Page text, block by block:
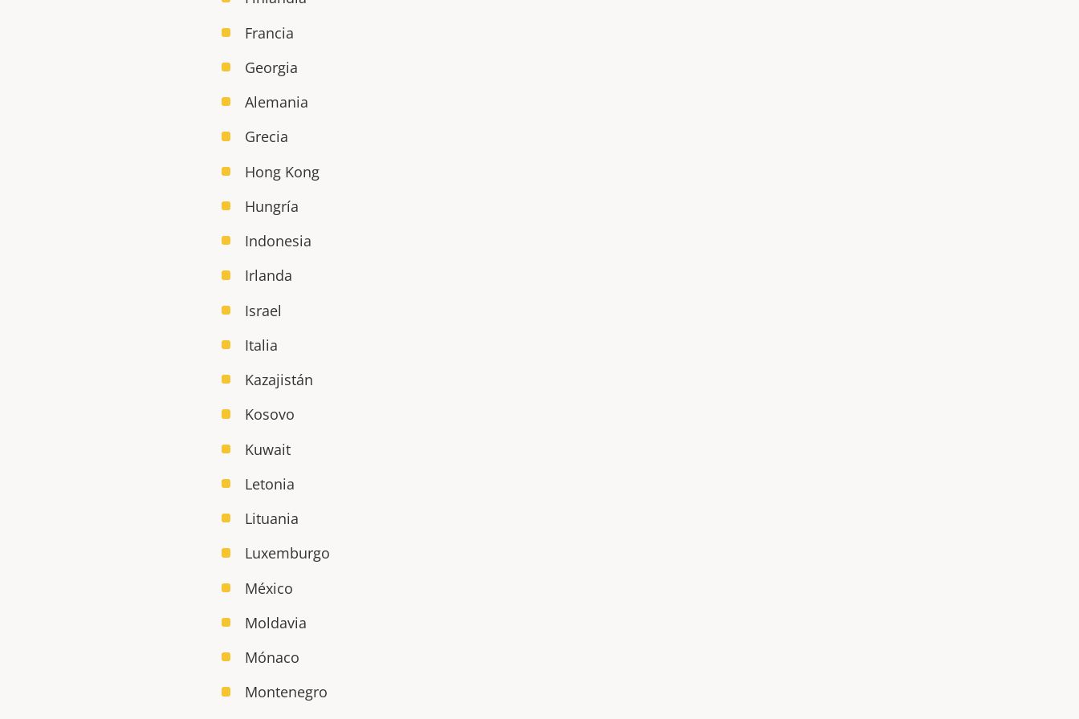
Francia
Georgia
Alemania
Grecia
Hong Kong
Hungría
Indonesia
Irlanda
Israel
Italia
Kazajistán
Kosovo
Kuwait
Letonia
Lituania
Luxemburgo
México
Moldavia
Mónaco
Montenegro